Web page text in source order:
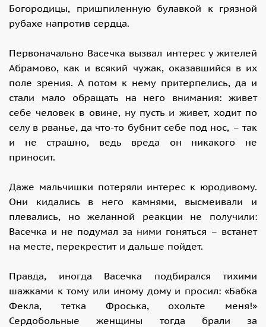
Богородицы, пришпиленную булавкой к грязной
рубахе напротив сердца.
Первоначально Васечка вызвал интерес у жителей
Абрамово, как и всякий чужак, оказавшийся в их
поле зрения. А потом к нему притерпелись, да и
стали мало обращать на него внимания: живет
себе человек в овине, ну пусть и живет, ходит по
селу в рванье, да что-то бубнит себе под нос, – так
и не страшно, ведь вреда он никакого не
приносит.
Даже мальчишки потеряли интерес к юродивому.
Они кидались в него камнями, высмеивали и
плевались, но желанной реакции не получили:
Васечка и не подумал за ними гоняться – встанет
на месте, перекрестит и дальше пойдет.
Правда, иногда Васечка подбирался тихими
шажками к тому или иному дому и просил: «Бабка
Фекла, тетка Фроська, охольте меня!»
Сердобольные женщины тогда брали за